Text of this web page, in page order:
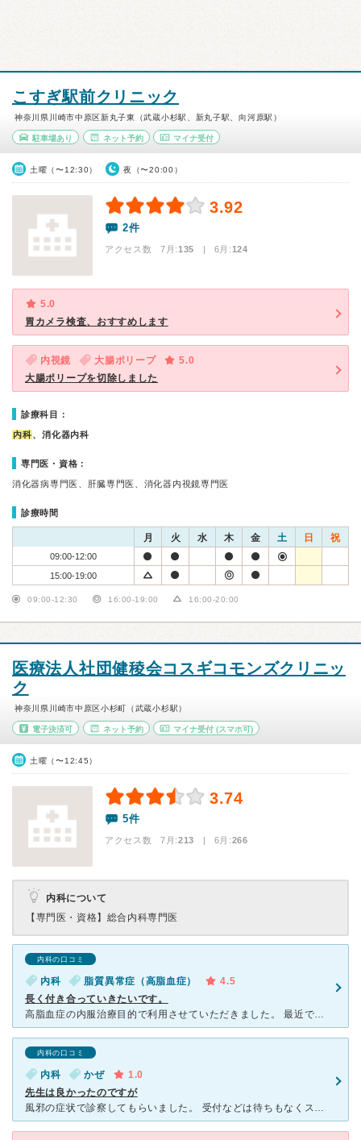
こすぎ駅前クリニック
神奈川県川崎市中原区新丸子東（武蔵小杉駅、新丸子駅、向河原駅）
駐車場あり ネット予約 マイナ受付
土曜（〜12:30） 夜（〜20:00）
3.92
2件
アクセス数 7月:135 | 6月:124
5.0
胃カメラ検査、おすすめします
内視鏡 大腸ポリープ
5.0
大腸ポリープを切除しました
診療科目：
内科、消化器内科
専門医・資格：
消化器病専門医、肝臓専門医、消化器内視鏡専門医
診療時間
月 火 水 木 金 土 日 祝
09:00-12:00
15:00-19:00
09:00-12:30 16:00-19:00 16:00-20:00
医療法人社団健稜会コスギコモンズクリニッ
ク
神奈川県川崎市中原区小杉町（武蔵小杉駅）
電子決済可 ネット予約 マイナ受付 (スマホ可)
土曜（〜12:45）
3.74
5件
アクセス数 7月:213 | 6月:266
内科について
【専門医・資格】 総合内科専門医
内科の口コミ
内科 脂質異常症（高脂血症）
4.5
長く付き合っていきたいです。
高脂血症の内服治療目的で利用させていただきました。 最近できたとのことで、クリニックがとてもきれいで清潔感がありました。 先生は、とてもきさくな方で素朴な疑問にも親身になって考えてくださりました。
内科の口コミ
内科 かぜ
1.0
先生は良かったのですが
風邪の症状で診察してもらいました。 受付などは待ちもなくスムーズでした。 その後別の部屋に通され、女の先生に問診されたのですが風邪の症状を色々聞かれ、熱は風邪を引いてから出てなくその日も家で脇